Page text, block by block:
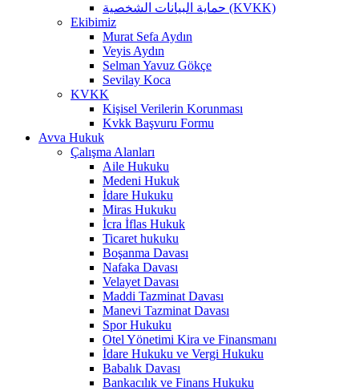
حماية البيانات الشخصية (KVKK)
Ekibimiz
Murat Sefa Aydın
Veyis Aydın
Selman Yavuz Gökçe
Sevilay Koca
KVKK
Kişisel Verilerin Korunması
Kvkk Başvuru Formu
Avva Hukuk
Çalışma Alanları
Aile Hukuku
Medeni Hukuk
İdare Hukuku
Miras Hukuku
İcra İflas Hukuk
Ticaret hukuku
Boşanma Davası
Nafaka Davası
Velayet Davası
Maddi Tazminat Davası
Manevi Tazminat Davası
Spor Hukuku
Otel Yönetimi Kira ve Finansmanı
İdare Hukuku ve Vergi Hukuku
Babalık Davası
Bankacılık ve Finans Hukuku